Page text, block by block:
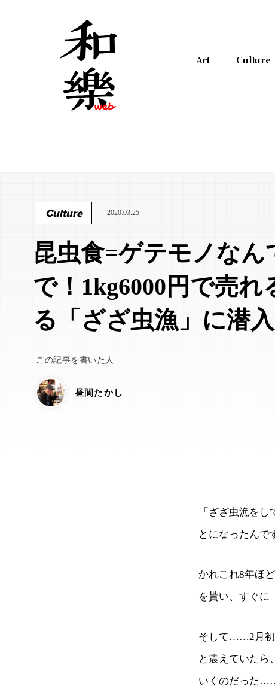
Art Culture
Culture 2020.03.25
昆虫食=ゲテモノなん
で！1kg6000円で売れ
る「ざざ虫漁」に潜
この記事を書いた人
昼間たかし
「ざざ虫漁を
とになったんで
かれこれ8年ほ
を貰い、すぐに
そして……2月初
と震えていたら
いくのだった